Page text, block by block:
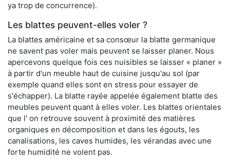
ya trop de concurrence).
Les blattes peuvent-elles voler ?
La blattes américaine et sa consœur la blatte germanique
ne savent pas voler mais peuvent se laisser planer. Nous
apercevons quelque fois ces nuisibles se laisser « planer »
à partir d'un meuble haut de cuisine jusqu'au sol (par
exemple quand elles sont en stress pour essayer de
s'échapper). La blatte rayée appelée également blatte des
meubles peuvent quant à elles voler. Les blattes orientales
que l' on retrouve souvent à proximité des matières
organiques en décomposition et dans les égouts, les
canalisations, les caves humides, les vérandas avec une
forte humidité ne volent pas.